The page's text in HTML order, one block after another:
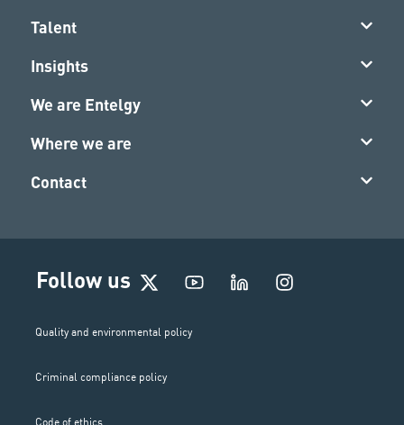
Talent
Insights
We are Entelgy
Where we are
Contact
Follow us
I
n
Quality and environmental policy
Criminal compliance policy
Code of ethics